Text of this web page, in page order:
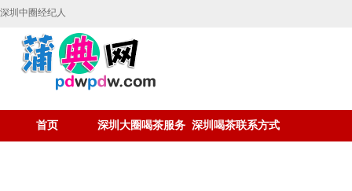
深圳中圈经纪人
首页 深圳大圈喝茶服务 深圳喝茶联系方式